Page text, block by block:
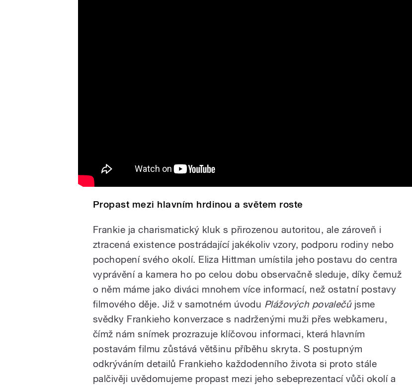
Propast mezi hlavním hrdinou a světem roste
Frankie ja charismatický kluk s přirozenou autoritou, ale zároveň i
ztracená existence postrádající jakékoliv vzory, podporu rodiny nebo
pochopení svého okolí. Eliza Hittman umístila jeho postavu do centra
vyprávění a kamera ho po celou dobu observačně sleduje, díky čemuž
o něm máme jako diváci mnohem více informací, než ostatní postavy
filmového děje. Již v samotném úvodu Plážových povalečůjsme
svědky Frankieho konverzace s nadrženými muži přes webkameru,
čímž nám snímek prozrazuje klíčovou informaci, která hlavním
postavám filmu zůstává většinu příběhu skryta. S postupným
odkrýváním detailů Frankieho každodenního života si proto stále
palčivěji uvědomujeme propast mezi jeho sebeprezentací vůči okolí a